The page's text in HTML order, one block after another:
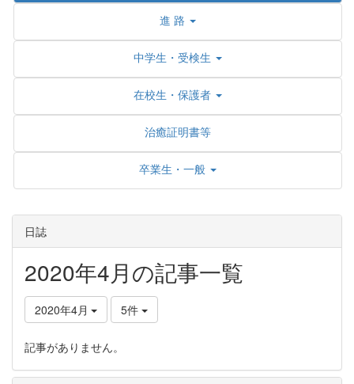
進 路
中学生・受検生
在校生・保護者
治癒証明書等
卒業生・一般
日誌
2020年4月の記事一覧
2020年4月 5件
記事がありません。